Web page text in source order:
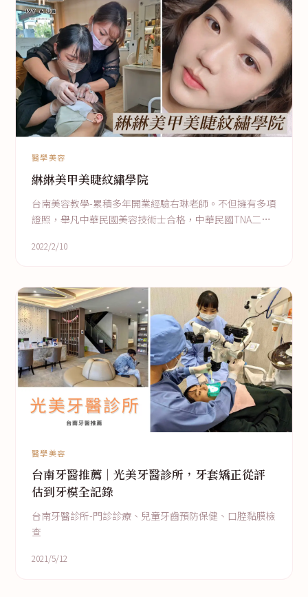
醫學美容
綝綝美甲美睫紋繡學院
台南美容教學-累積多年開業經驗右琳老師。不但擁有多項
證照，舉凡中華民國美容技術士合格，中華民國TNA二級
檢定
2022/2/10
醫學美容
台南牙醫推薦｜光美牙醫診所，牙套矯正從評
估到牙模全記錄
台南牙醫診所-門診診療、兒童牙齒預防保健、口腔黏膜檢
查
2021/5/12